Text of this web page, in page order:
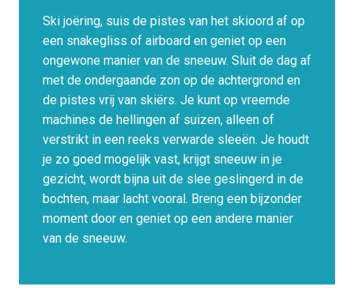
Ski joëring, suis de pistes van het skioord af op
een snakegliss of airboard en geniet op een
ongewone manier van de sneeuw. Sluit de dag af
met de ondergaande zon op de achtergrond en
de pistes vrij van skiërs. Je kunt op vreemde
machines de hellingen af suizen, alleen of
verstrikt in een reeks verwarde sleeën. Je houdt
je zo goed mogelijk vast, krijgt sneeuw in je
gezicht, wordt bijna uit de slee geslingerd in de
bochten, maar lacht vooral. Breng een bijzonder
moment door en geniet op een andere manier
van de sneeuw.